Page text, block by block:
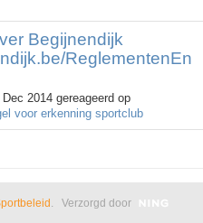
Begijnendijk
ReglementenEn
2014 gereageerd op
voor erkenning sportclub
. Verzorgd door